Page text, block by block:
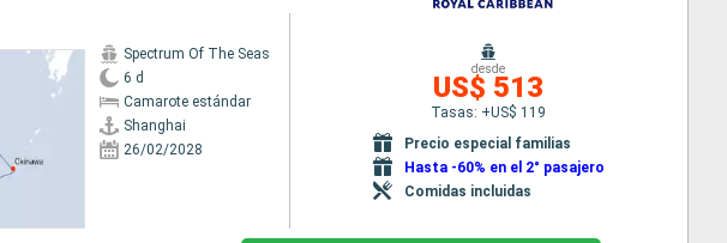
Spectrum Of The Seas
6 d
Camarote estándar
Shanghai
26/02/2028
desde
US$ 513
Tasas: +US$ 119
Precio especial familias
Hasta -60% en el 2° pasajero
Comidas incluidas